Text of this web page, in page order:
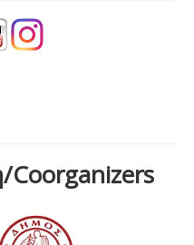
Coorganizers